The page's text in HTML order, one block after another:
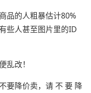
品的人粗暴估计80%
些人甚至图片里的ID
乱改！
要降价卖，请 不 要 降